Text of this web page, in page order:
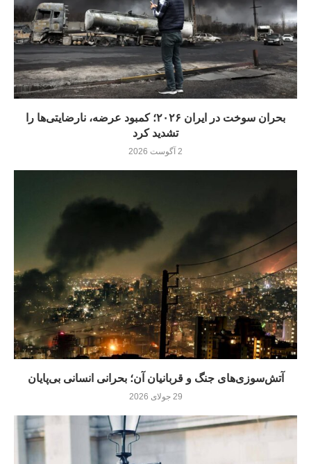
بحران سوخت در ایران ۲۰۲۶؛ کمبود عرضه، نارضایتی‌ها را
تشدید کرد
2 آگوست 2026
آتش‌سوزی‌های جنگ و قربانیان آن؛ بحرانی انسانی بی‌پایان
29 جولای 2026